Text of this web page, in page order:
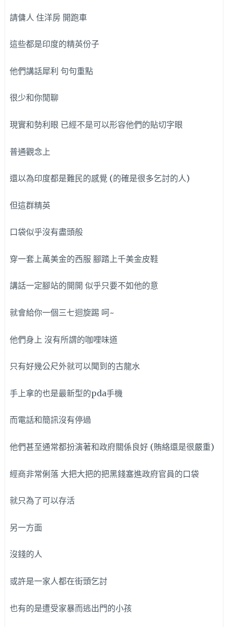
請傭人 住洋房 開跑車
這些都是印度的精英份子
他們講話犀利 句句重點
很少和你閒聊
現實和勢利眼 已經不是可以形容他們的貼切字眼
普通觀念上
還以為印度都是難民的感覺 (的確是很多乞討的人)
但這群精英
口袋似乎沒有盡頭般
穿一套上萬美金的西服 腳踏上千美金皮鞋
講話一定腳站的開開 似乎只要不如他的意
就會給你一個三七迴旋踢 呵~
他們身上 沒有所謂的咖哩味道
只有好幾公尺外就可以聞到的古龍水
手上拿的也是最新型的pda手機
而電話和簡訊沒有停過
他們甚至通常都扮演著和政府關係良好 (賄絡還是很嚴重)
經商非常俐落 大把大把的把黑錢塞進政府官員的口袋
就只為了可以存活
另一方面
沒錢的人
或許是一家人都在街頭乞討
也有的是遭受家暴而逃出門的小孩